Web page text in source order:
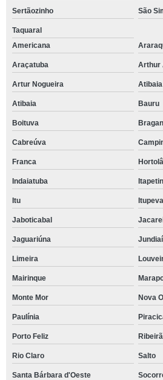
Sertãozinho São
Taquaral
Americana
Araçatuba Arthur
Artur Nogueira Atibaia
Atibaia Bauru
Boituva
Cabreúva
Franca
Indaiatuba
Itu Itupeva
Jaboticabal
Jaguariúna Jundiaí
Limeira
Mairinque
Monte Mor Nova
Paulínia
Porto Feliz
Rio Claro Salto
Santa Bárbara d'Oeste